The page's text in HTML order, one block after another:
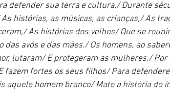
defender sua terra e cultura./ Durante
histórias, as músicas, as crianças,/ As
As histórias dos velhos/ Que se
das avós e das mães./ Os homens, ao
lutaram/ E protegeram as mulheres./ Por
fortes os seus filhos/ Para
aquele homem branco/ Mate a história do